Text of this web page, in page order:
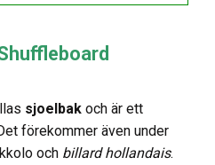
sjoelbak och är ett
förekommer även under
och billard hollandais.